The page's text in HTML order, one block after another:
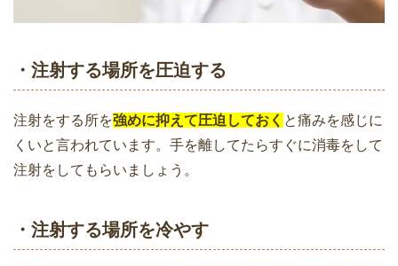
・注射する場所を圧迫する
注射をする所を強めに抑えて圧迫しておく と痛みを感じに
くいと言われています。手を離してたらすぐに消毒をして
注射をしてもらいましょう。
・注射する場所を冷やす